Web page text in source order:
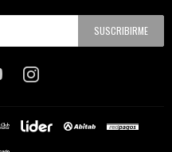
SUSCRIBIRME
